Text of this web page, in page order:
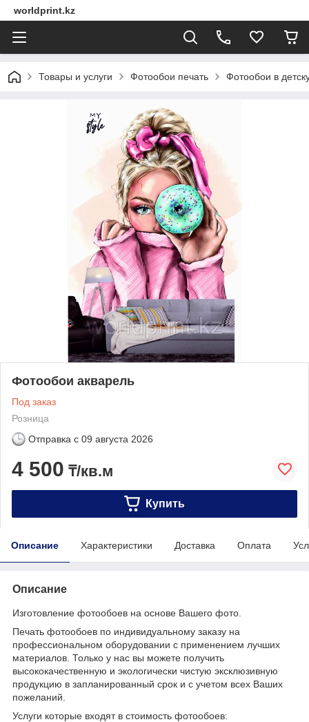
worldprint.kz
Товары и услуги Фотообои печать Фотообои в
Фотообои акварель
Под заказ
Розница
Отправка с 09 августа 2026
4 500 ₸/кв.м
Купить
Описание Характеристики Доставка Оплата
Описание
Изготовление фотообоев на основе Вашего фото.
Печать фотообоев по индивидуальному заказу на
профессиональном оборудовании с применением лучших
материалов. Только у нас вы можете получить
высококачественную и экологически чистую эксклюзивную
продукцию в запланированный срок и с учетом всех Ваших
пожеланий.
Услуги которые входят в стоимость фотообоев: